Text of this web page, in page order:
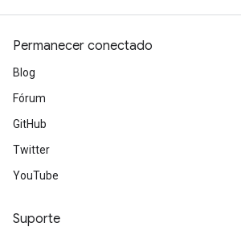
Permanecer conectado
Blog
Fórum
GitHub
Twitter
YouTube
Suporte